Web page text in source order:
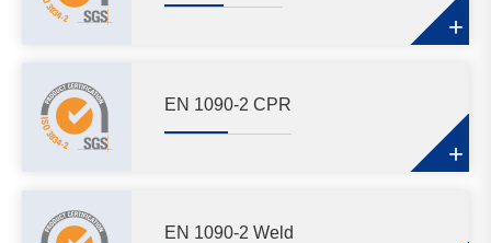
+
EN 1090-2 CPR
+
EN 1090-2 Weld